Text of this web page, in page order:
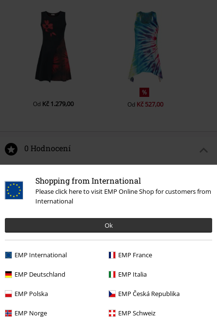
Shopping from International
Please click here to visit EMP Online Shop for customers from
International
Ok
EMP International EMP France
EMP Deutschland EMP Italia
EMP Polska EMP Česká Republika
EMP Norge EMP Schweiz
Od Kč 1.279,00
%
Od Kč 527,00
0 Hodnocení
Napsat hodnocení
Naposledy navštívené